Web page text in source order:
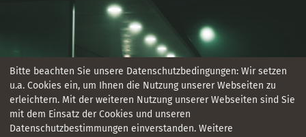
Bitte beachten Sie unsere Datenschutzbedingungen: Wir setzen
u.a. Cookies ein, um Ihnen die Nutzung unserer Webseiten zu
erleichtern. Mit der weiteren Nutzung unserer Webseiten sind Sie
mit dem Einsatz der Cookies und unseren
Datenschutzbestimmungen einverstanden. Weitere